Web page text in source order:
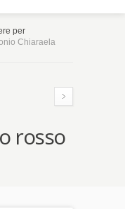
per
Chiaraela
rosso